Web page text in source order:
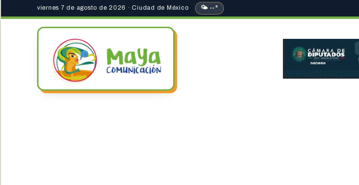
viernes 7 de agosto de 2026 · Ciudad de México 🌤 --°